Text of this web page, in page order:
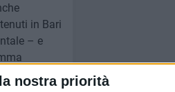
nostra priorità
in Bari
– e